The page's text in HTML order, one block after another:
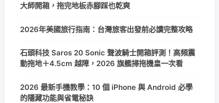
大師開箱，拖完地板赤腳踩也乾爽
2026年美國旅行指南：台灣旅客出發前必讀完整攻略
石頭科技 Saros 20 Sonic 聲波騎士開箱評測！高頻震
動拖地＋4.5cm 越障，2026 旗艦掃拖機皇一次看
2026 最新手機教學：10 個 iPhone 與 Android 必學
的隱藏功能與省電秘訣